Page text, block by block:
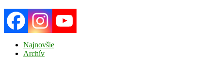
Najnovšie
Archív